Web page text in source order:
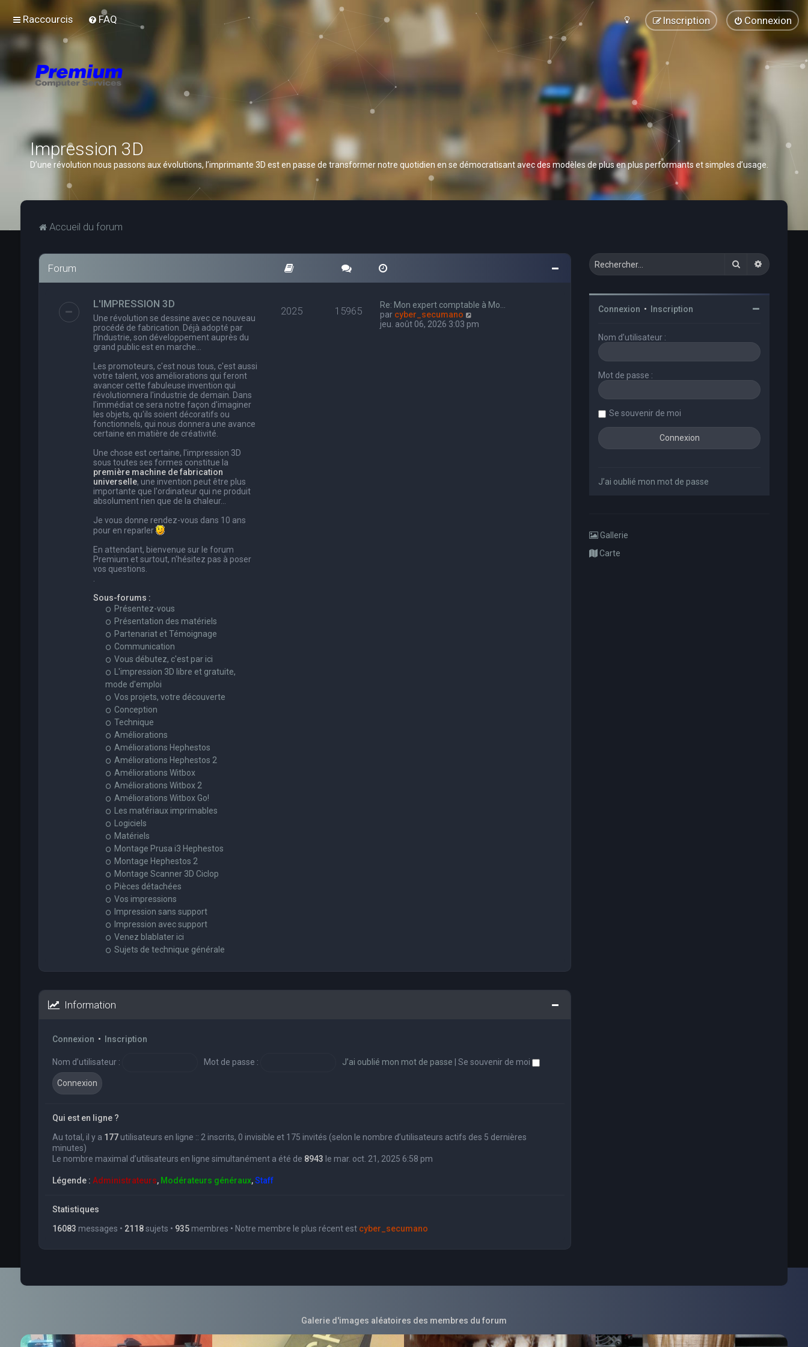
Raccourcis FAQ Connexion
Inscription
Impression 3D
D’une révolution nous passons aux évolutions, l’imprimante 3D est en passe de transformer notre quotidien en se démocratisant avec des modèles de plus en plus performants et simples d’usage.
Accueil du forum
Forum
L'IMPRESSION 3D
Une révolution se dessine avec ce nouveau
procédé de fabrication. Déjà adopté par
l’Industrie, son développement auprès du
grand public est en marche…
Les promoteurs, c'est nous tous, c'est aussi
votre talent, vos améliorations qui feront
avancer cette fabuleuse invention qui
révolutionnera l'industrie de demain. Dans
l'immédiat ce sera notre façon d'imaginer
les objets, qu'ils soient décoratifs ou
fonctionnels, qui nous donnera une avance
certaine en matière de créativité.
Une chose est certaine, l'impression 3D
sous toutes ses formes constitue la
première machine de fabrication
universelle, une invention peut être plus
importante que l'ordinateur qui ne produit
absolument rien que de la chaleur...
Je vous donne rendez-vous dans 10 ans
pour en reparler
En attendant, bienvenue sur le forum
Premium et surtout, n'hésitez pas à poser
vos questions.
Sous-forums :
Présentez-vous
Présentation des matériels
Partenariat et Témoignage
Communication
Vous débutez, c'est par ici
L'impression 3D libre et gratuite,
mode d'emploi
Vos projets, votre découverte
Conception
Technique
Améliorations
Améliorations Hephestos
Améliorations Hephestos 2
Améliorations Witbox
Améliorations Witbox 2
Améliorations Witbox Go!
Les matériaux imprimables
Logiciels
Matériels
Montage Prusa i3 Hephestos
Montage Hephestos 2
Montage Scanner 3D Ciclop
Pièces détachées
Vos impressions
Impression sans support
Impression avec support
Venez blablater ici
Sujets de technique générale
2025 15965
Re: Mon expert comptable à Mo…
par cyber_secumano
o
jeu. août 06, 2026 3:03 pm
Information
Connexion • Inscription
Nom d’utilisateur : Mot de passe : J’ai oublié mon mot de passe Se souvenir de moi
Qui est en ligne ?
Au total, il y a 177utilisateurs en ligne :: 2 inscrits, 0 invisible et 175 invités (selon le nombre d’utilisateurs actifs des 5 dernières
minutes)
Le nombre maximal d’utilisateurs en ligne simultanément a été de 8943 le mar. oct. 21, 2025 6:58 pm
Légende : Administrateurs, Modérateurs généraux,Staff
Statistiques
16083 messages • 2118sujets • 935membres • Notre membre le plus récent est cyber_secumano
Rechercher
Connexion • Inscription
Nom d’utilisateur :
Mot de passe :
Se souvenir de moi
J’ai oublié mon mot de passe
Gallerie
Carte
Galerie d'images aléatoires des membres du forum